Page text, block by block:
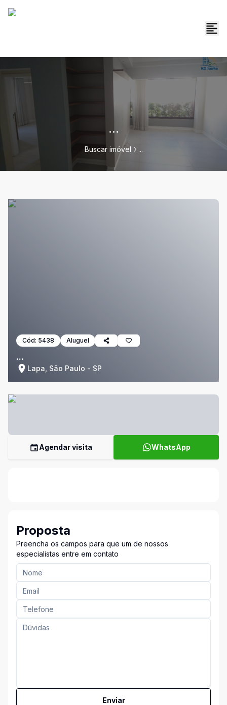
...
Buscar imóvel ...
Cód: 5438 Aluguel
...
Lapa, São Paulo - SP
Agendar visita WhatsApp
Proposta
Preencha os campos para que um de nossos
especialistas entre em contato
Enviar